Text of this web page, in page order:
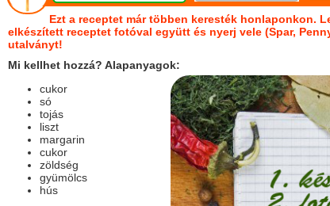
Ezt a receptet már többen keresték honlaponkon.
elkészített receptet fotóval együtt és nyerj vele (Spar,
utalványt!
Mi kellhet hozzá? Alapanyagok:
cukor
só
tojás
liszt
margarin
cukor
zöldség
gyümölcs
hús